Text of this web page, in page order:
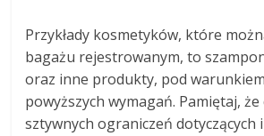
Przykłady kosmetyków, które
bagażu rejestrowanym, to
oraz inne produkty, pod
powyższych wymagań. Pamiętaj,
sztywnych ograniczeń dotyczących